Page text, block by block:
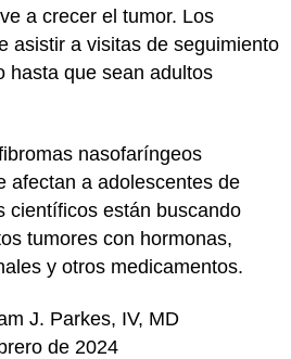
a crecer el tumor. Los
asistir a visitas de seguimiento
hasta que sean adultos
nasofaríngeos
afectan a adolescentes de
científicos están buscando
tumores con hormonas,
y otros medicamentos.
J. Parkes, IV, MD
de 2024